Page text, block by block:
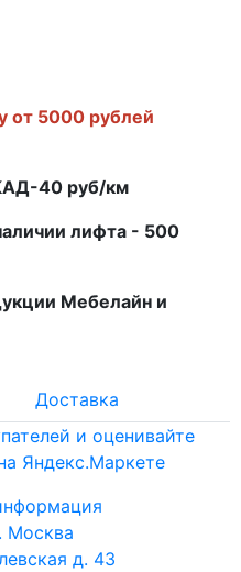
от 5000 рублей
40 руб/км
лифта - 500
Мебелайн и
Доставка
Москва
д. 43